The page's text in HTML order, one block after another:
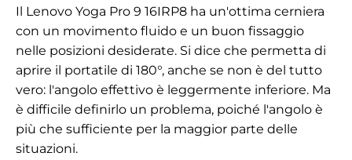
Il Lenovo Yoga Pro 9 16IRP8 ha un'ottima cerniera
con un movimento fluido e un buon fissaggio
nelle posizioni desiderate. Si dice che permetta di
aprire il portatile di 180°, anche se non è del tutto
vero: l'angolo effettivo è leggermente inferiore. Ma
è difficile definirlo un problema, poiché l'angolo è
più che sufficiente per la maggior parte delle
situazioni.